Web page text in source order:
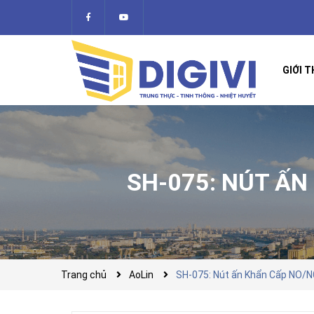
GIỚI
SH-075: NÚT ẤN
Trang chủ AoLin SH-075: Nút ấn Khẩn Cấp NO/